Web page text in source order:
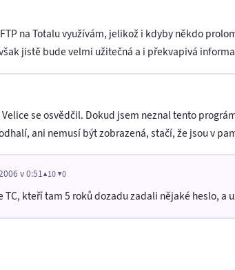
na Totalu využívám, jelikož i kdyby někdo
jistě bude velmi užitečná a i překvapivá
Velice se osvědčil. Dokud jsem neznal tento
ani nemusí být zobrazená, stačí, že jsou v
v 0:51▲10 ▼0
kteří tam 5 roků dozadu zadali nějaké heslo, a